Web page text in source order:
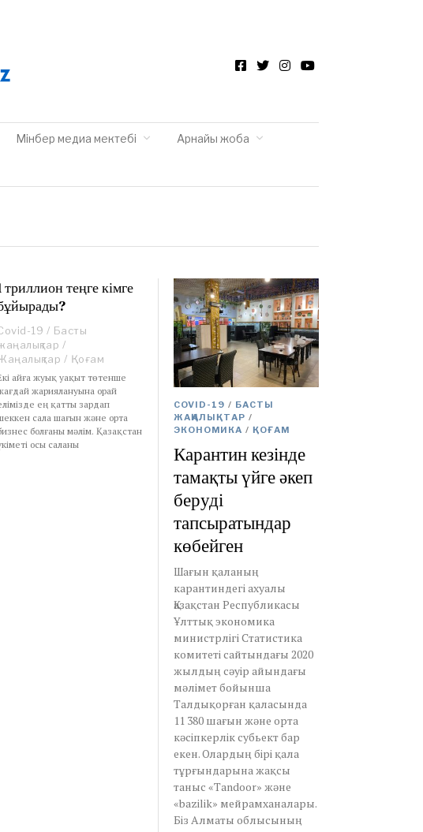
Мінбер медиа мектебі Арнайы жоба
COVID-19 / БАСТЫ
ЖАҢАЛЫҚТАР /
ЭКОНОМИКА / ҚОҒАМ
Карантин кезінде
тамақты үйге әкеп
беруді
тапсыратындар
көбейген
Шағын қаланың
карантиндегі ахуалы
Қазақстан Республикасы
Ұлттық экономика
министрлігі Статистика
комитеті сайтындағы 2020
жылдың сәуір айындағы
мәлімет бойынша
Талдықорған қаласында
11 380 шағын және орта
кәсіпкерлік субьект бар
екен. Олардың бірі қала
тұрғындарына жақсы
таныс «Tandoor» және
«bazilik» мейрамханалары.
Біз Алматы облысының
триллион теңге кімге
19 / Басты
/
/ Қоғам
айға жуық уақыт төтенше
жариялануына орай
ең қатты зардап
сала шағын және орта
болғаны мәлім. Қазақстан
осы саланы